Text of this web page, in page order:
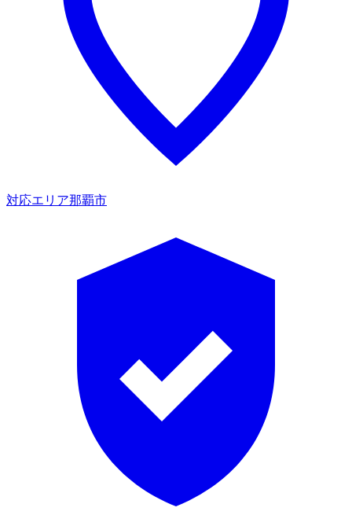
対応エリア那覇市